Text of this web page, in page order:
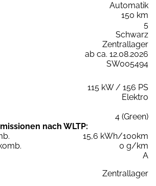
Automatik
150 km
5
Schwarz
Zentrallager
ab ca. 12.08.2026
SW005494
115 kW / 156 PS
Elektro
4 (Green)
nach WLTP:
15,6 kWh/100km
0 g/km
A
Zentrallager